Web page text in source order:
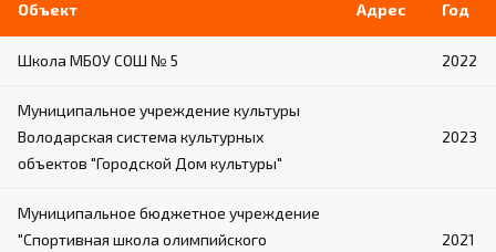
Объект Адрес Год
Школа МБОУ СОШ № 5 2022
Муниципальное учреждение культуры
Володарская система культурных
объектов "Городской Дом культуры"
2023
Муниципальное бюджетное учреждение
"Спортивная школа олимпийского
2021